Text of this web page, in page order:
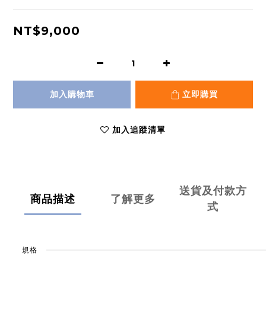
NT$9,000
加入購物車 立即購買
加入追蹤清單
商品描述 了解更多
送貨及付款方
式
規格